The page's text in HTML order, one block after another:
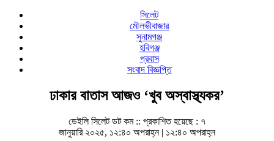
সিলেট
মৌলভীবাজার
সুনামগঞ্জ
হবিগঞ্জ
প্রবাস
সংবাদ বিজ্ঞপ্তি
ঢাকার বাতাস আজও ‘খুব অস্বাস্থ্যকর’
ডেইলি সিলেট ডট কম :: প্রকাশিত হয়েছে : ৭
জানুয়ারি ২০২৫, ১২:৪০ অপরাহ্ন | ১২:৪০ অপরাহ্ন